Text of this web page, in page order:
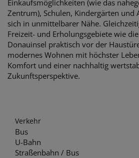
Einkaufsmöglichkeiten (wie das
Zentrum), Schulen, Kindergärten und
sich in unmittelbarer Nähe.
Freizeit- und Erholungsgebiete wie
Donauinsel praktisch vor der
modernes Wohnen mit höchster
Komfort und einer nachhaltig
Zukunftsperspektive.
Verkehr
Bus
U-Bahn
Straßenbahn / Bus